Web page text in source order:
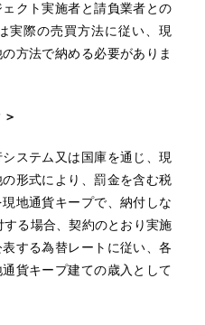
クト実施者と請負業者との
実際の売買方法に従い、現
方法で納める必要がありま
ステム又は国庫を通じ、現
形式により、罰金を含む税
地通貨キープで、納付しな
る場合、契約のとおり実施
する為替レートに従い、各
貨キープ建ての歳入として